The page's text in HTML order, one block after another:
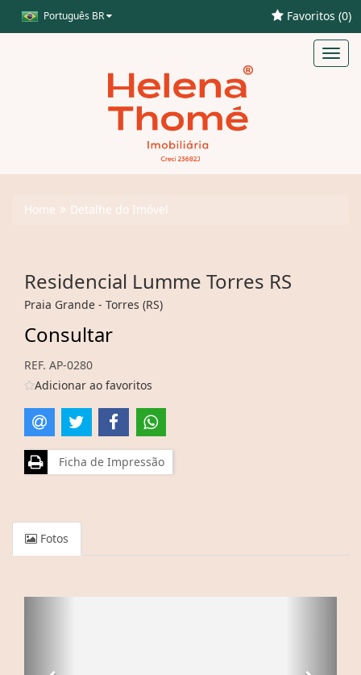
Português BR Favoritos (0)
Home Detalhe do Imóvel
Residencial Lumme Torres RS
Praia Grande - Torres (RS)
Consultar
REF. AP-0280
Adicionar ao favoritos
Ficha de Impressão
Fotos